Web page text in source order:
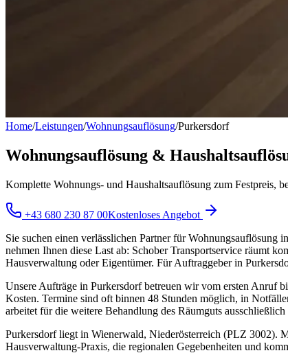
Home/Leistungen/Wohnungsauflösung/Purkersdorf
Wohnungsauflösung &
Komplette Wohnungs- und Haushaltsauflösung zum Festpreis,
+43 680 230 87 00Kostenloses Angebot
Sie suchen einen verlässlichen Partner für
nehmen Ihnen diese Last ab: Schober Transportservice räumt
Hausverwaltung oder Eigentümer. Für Auftraggeber in
Unsere Aufträge in Purkersdorf betreuen wir vom ersten Anruf
Kosten. Termine sind oft binnen 48 Stunden möglich, in
arbeitet für die weitere Behandlung des Räumguts
Purkersdorf liegt in Wienerwald, Niederösterreich (PLZ 3002).
Hausverwaltung-Praxis, die regionalen Gegebenheiten und